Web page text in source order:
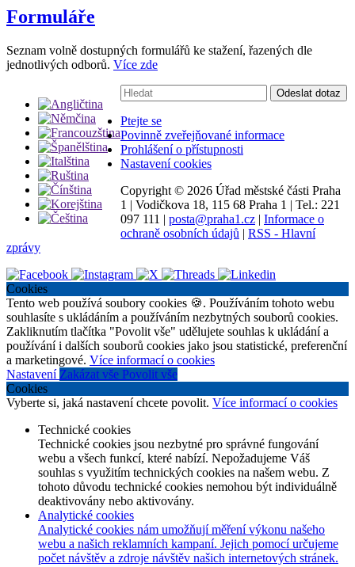
Formuláře
Seznam volně dostupných formulářů ke stažení, řazených dle
jednotlivých odborů. Více zde
Vyhledávání:
Odeslat dotaz
Ptejte se
Povinně zveřejňované informace
Prohlášení o přístupnosti
Nastavení cookies
Copyright © 2026 Úřad městské části Praha
1 | Vodičkova 18, 115 68 Praha 1 | Tel.: 221
097 111 | posta@praha1.cz | Informace o
ochraně osobních údajů | RSS - Hlavní
zprávy
Cookies
Tento web používá soubory cookies 🍪. Používáním tohoto webu
souhlasíte s ukládáním a používáním nezbytných souborů cookies.
Zakliknutím tlačítka "Povolit vše" udělujete souhlas k ukládání a
používání i dalších souborů cookies jako jsou statistické, preferenční
a marketingové. Více informací o cookies
Nastavení Zakázat vše Povolit vše
Cookies
Vyberte si, jaká nastavení chcete povolit. Více informací o cookies
Technické cookies
Technické cookies jsou nezbytné pro správné fungování
webu a všech funkcí, které nabízí. Nepožadujeme Váš
souhlas s využitím technických cookies na našem webu. Z
tohoto důvodu technické cookies nemohou být individuálně
deaktivovány nebo aktivovány.
Analytické cookies
Analytické cookies nám umožňují měření výkonu našeho
webu a našich reklamních kampaní. Jejich pomocí určujeme
počet návštěv a zdroje návštěv našich internetových stránek.